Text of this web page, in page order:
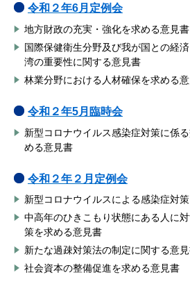
令和２年6月定例会
地方財政の充実・強化を求める意見書
国際保健衛生分野及び我が国との経
湾の重要性に関する意見書
林業分野における人材確保を求める
令和２年5月臨時会
新型コロナウイルス感染症対策に係
める意見書
令和２年２月定例会
新型コロナウイルスによる感染症対
中高年のひきこもり状態にある人に
策を求める意見書
新たな過疎対策法の制定に関する意
社会資本の整備促進を求める意見書